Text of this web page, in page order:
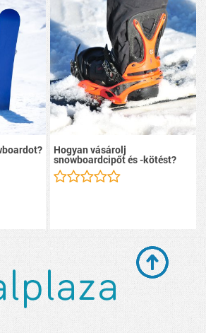
Hogyan vásárolj
snowboardcipőt és -kötést?